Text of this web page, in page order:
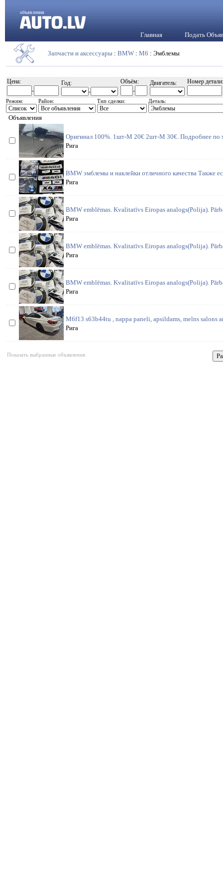
объявления
Главная Подать
Запчасти и аксессуары : BMW : M6 : Эмблемы
Цена:
-
Год:
-
Объём:
-
Двигатель: Номер детали:
Режим: Район: Тип сделки: Деталь:
Объявления
Оригинал 100%. 1шт-М 20€ 2шт-М 30€. Подробнее по
Рига
BMW эмблемы и наклейки отличного качества Также
Рига
BMW emblēmas. Kvalitatīvs Eiropas analogs(Polija).
Рига
BMW emblēmas. Kvalitatīvs Eiropas analogs(Polija).
Рига
BMW emblēmas. Kvalitatīvs Eiropas analogs(Polija).
Рига
M6f13 s63b44tu , nappa paneli, apsildams, melns salons
Рига
Показать выбранные объявления